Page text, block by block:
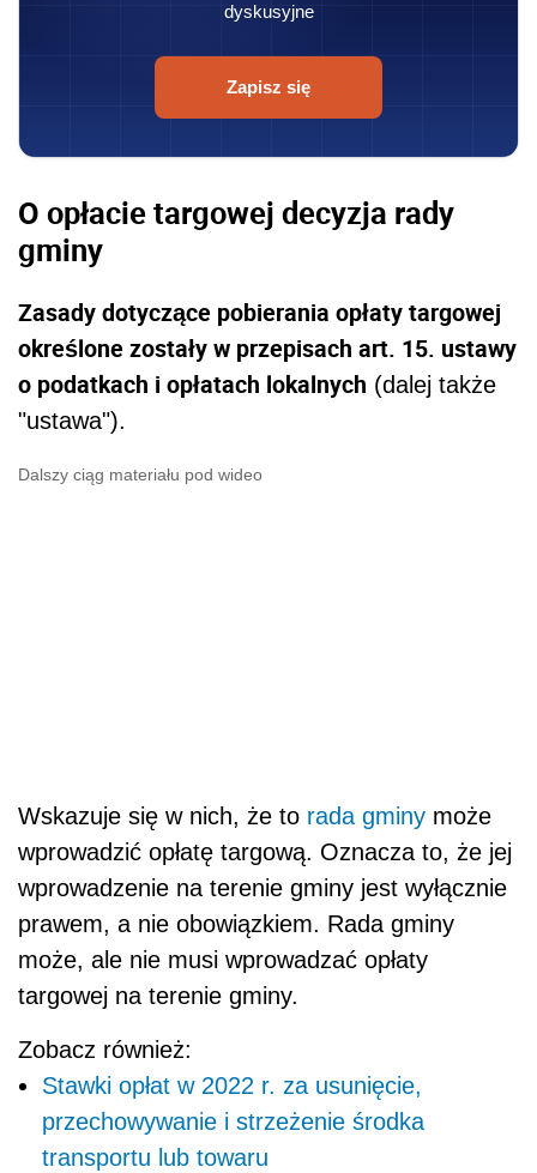
dyskusyjne
Zapisz się
O opłacie targowej decyzja rady
gminy
Zasady dotyczące pobierania opłaty targowej
określone zostały w przepisach art. 15. ustawy
o podatkach i opłatach lokalnych (dalej także
"ustawa").
Dalszy ciąg materiału pod wideo
Wskazuje się w nich, że to rada gminy może
wprowadzić opłatę targową. Oznacza to, że jej
wprowadzenie na terenie gminy jest wyłącznie
prawem, a nie obowiązkiem. Rada gminy
może, ale nie musi wprowadzać opłaty
targowej na terenie gminy.
Zobacz również:
Stawki opłat w 2022 r. za usunięcie,
przechowywanie i strzeżenie środka
transportu lub towaru